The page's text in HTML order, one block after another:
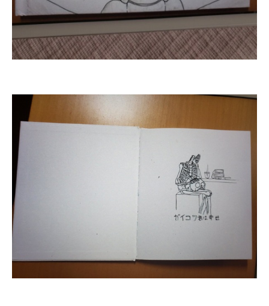
企業向けIT製品の総合サイト
IT製品の技術・比較・事例
製造業のIT導入・活用を支援
エレクトロニクス専門サイト